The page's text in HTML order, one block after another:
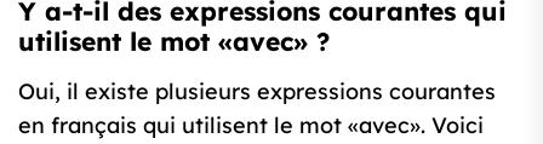
Y a-t-il des expressions courantes qui
utilisent le mot «avec» ?
Oui, il existe plusieurs expressions courantes
en français qui utilisent le mot «avec». Voici